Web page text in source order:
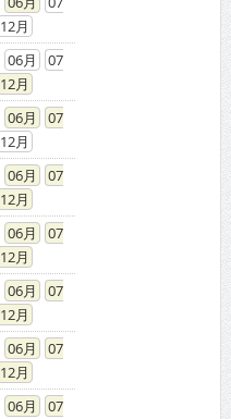
12
06
07
12
06
07
12
06
07
12
06
07
12
06
07
12
06
07
12
06
07